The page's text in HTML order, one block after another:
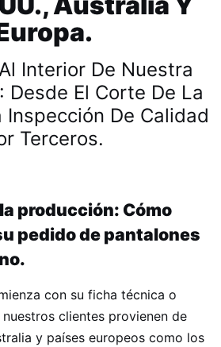
Interior De Nuestra
Desde El Corte De La
Inspección De Calidad
Terceros.
producción: Cómo
pedido de pantalones
con su ficha técnica o
clientes provienen de
y países europeos como los